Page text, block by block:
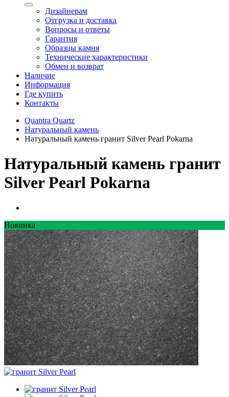
Дизайнерам
Отгрузка и доставка
Вопросы и ответы
Гарантия
Образцы камня
Технические характеристики
Обмен и возврат
Наличие
Информация
Где купить
Контакты
Quantra Quartz
Натуральный камень
Натуральный камень гранит Silver Pearl Pokarna
Натуральный камень гранит
Silver Pearl Pokarna
Новинка